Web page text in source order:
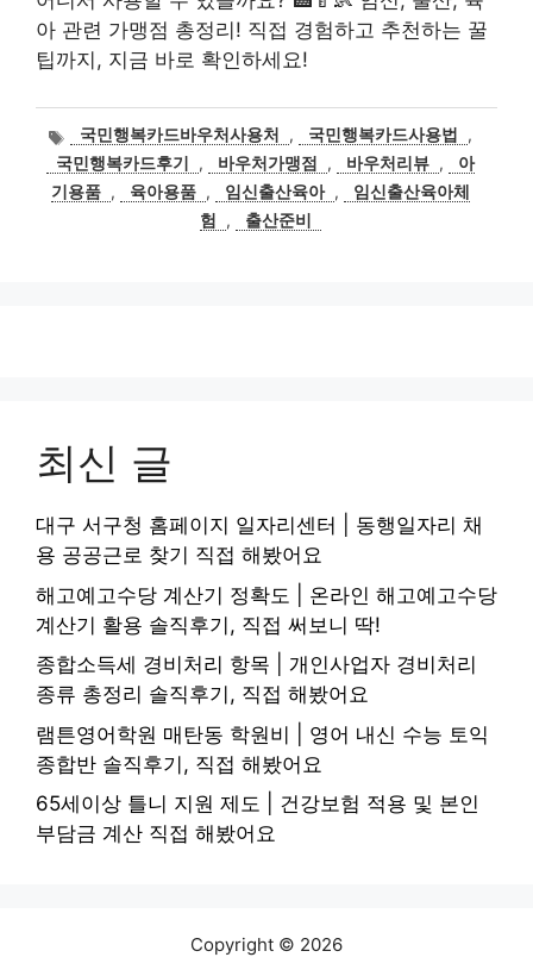
아 관련 가맹점 총정리! 직접 경험하고 추천하는 꿀
팁까지, 지금 바로 확인하세요!
태
그
국민행복카드바우처사용처 , 국민행복카드사용법
,
국민행복카드후기
, 바우처가맹점 , 바우처리뷰 ,
아
기용품 , 육아용품 , 임신출산육아 ,
임신출산육아체
험
, 출산준비
최신 글
대구 서구청 홈페이지 일자리센터 | 동행일자리 채
용 공공근로 찾기 직접 해봤어요
해고예고수당 계산기 정확도 | 온라인 해고예고수당
계산기 활용 솔직후기, 직접 써보니 딱!
종합소득세 경비처리 항목 | 개인사업자 경비처리
종류 총정리 솔직후기, 직접 해봤어요
램튼영어학원 매탄동 학원비 | 영어 내신 수능 토익
종합반 솔직후기, 직접 해봤어요
65세이상 틀니 지원 제도 | 건강보험 적용 및 본인
부담금 계산 직접 해봤어요
Copyright © 2026